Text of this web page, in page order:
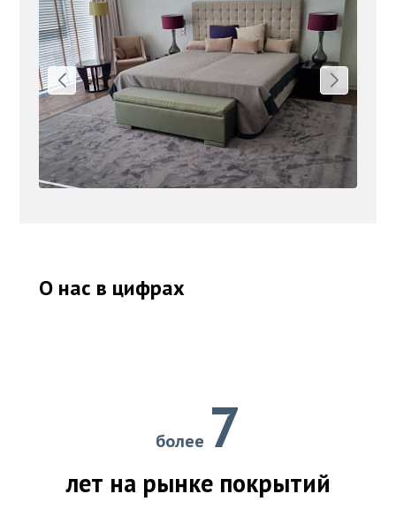
О нас в цифрах
более 7
лет на рынке покрытий